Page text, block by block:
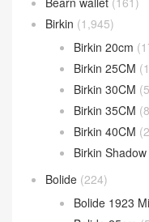
分類目錄
Bag strap
(13)
Bearn wallet
Birkin (1,945)